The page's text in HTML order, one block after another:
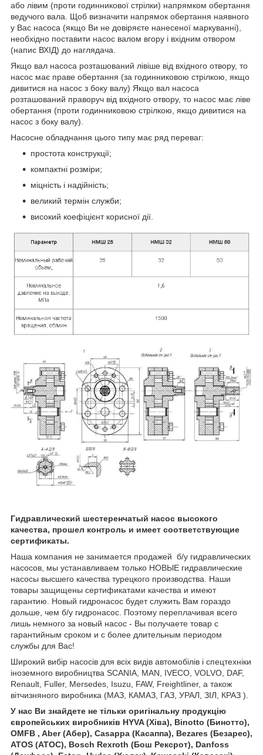
або лівим (проти годинникової стрілки) напрямком обертання
ведучого вала. Щоб визначити напрямок обертання наявного
у Вас насоса (якщо Ви не довіряєте нанесеної маркуванні),
необхідно поставити насос валом вгору і вхідним отвором
(напис ВХІД) до наглядача.
Якщо вал насоса розташований лівіше від вхідного отвору, то
насос має праве обертання (за годинниковою стрілкою, якщо
дивитися на насос з боку валу) Якщо вал насоса
розташований праворуч від вхідного отвору, то насос має ліве
обертання (проти годинниковою стрілкою, якщо дивитися на
насос з боку валу).
Насосне обладнання цього типу має ряд переваг:
простота конструкції;
компактні розміри;
міцність і надійність;
великий термін служби;
високий коефіцієнт корисної дії.
Гидравлический шестеренчатый насос высокого
качества, прошел контроль и имеет соответствующие
сертификаты.
Наша компания не занимается продажей б/у гидравлических
насосов, мы устанавливаем только НОВЫЕ гидравлические
насосы высшего качества турецкого производства. Наши
товары защищены сертификатами качества и имеют
гарантию. Новый гидронасос будет служить Вам гораздо
дольше, чем б/у гидронасос. Поэтому переплачивая всего
лишь немного за новый насос - Вы получаете товар с
гарантийным сроком и с более длительным периодом
службы для Вас!
Широкий вибір насосів для всіх видів автомобілів і спецтехніки
іноземного виробництва SCANIA, MAN, IVECO, VOLVO, DAF,
Renault, Fuller, Mersedes, Isuzu, FAW, Freightliner, а також
вітчизняного виробника (МАЗ, КАМАЗ, ГАЗ, УРАЛ, ЗІЛ, КРАЗ ).
У нас Ви знайдете не тільки оригінальну продукцію
європейських виробників HYVA (Хіва), Binotto (Бинотто),
OMFB , Aber (Абер), Casappa (Касаппа), Bezares (Безарес),
ATOS (АТОС), Bosch Rexroth (Бош Рексрот), Danfoss